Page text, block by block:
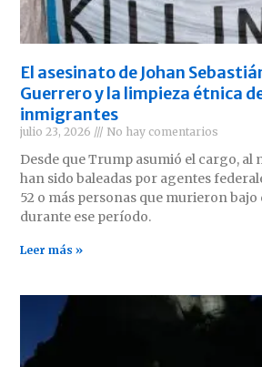
El asesinato de Johan
Guerrero y la limpieza étnica
inmigrantes
julio 23, 2026 No hay comentarios
Desde que Trump asumió el cargo, al
han sido baleadas por agentes
52 o más personas que murieron bajo
durante ese período.
Leer más »